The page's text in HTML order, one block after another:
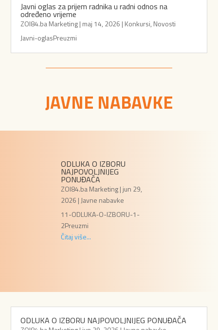
Javni oglas za prijem radnika u radni odnos na
određeno vrijeme
ZOI84.ba Marketing| maj 14, 2026 | Konkursi, Novosti
Javni-oglasPreuzmi
JAVNE NABAVKE
ODLUKA O IZBORU
NAJPOVOLJNIJEG
PONUĐAČA
ZOI84.ba Marketing| jun 29,
2026 | Javne nabavke
11-ODLUKA-O-IZBORU-1-
2Preuzmi
Čitaj više...
ODLUKA O IZBORU NAJPOVOLJNIJEG PONUĐAČA